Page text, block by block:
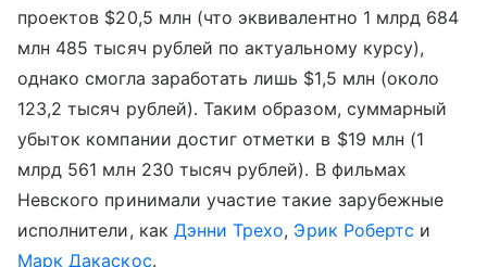
проектов $20,5 млн (что эквивалентно 1 млрд 684
млн 485 тысяч рублей по актуальному курсу),
однако смогла заработать лишь $1,5 млн (около
123,2 тысяч рублей). Таким образом, суммарный
убыток компании достиг отметки в $19 млн (1
млрд 561 млн 230 тысяч рублей). В фильмах
Невского принимали участие такие зарубежные
исполнители, как Дэнни Трехо, Эрик Робертс и
Марк Дакаскос.